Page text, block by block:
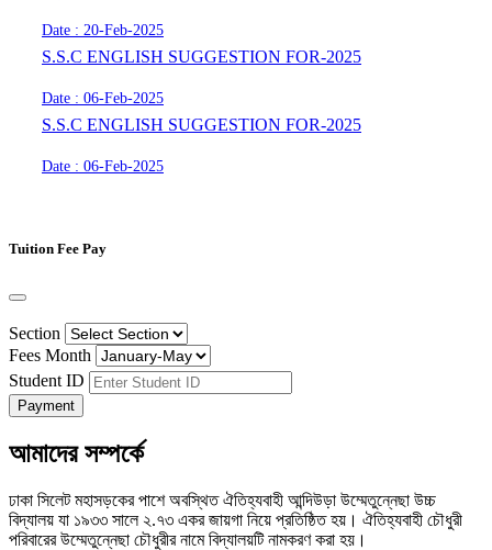
Date : 20-Feb-2025
S.S.C ENGLISH SUGGESTION FOR-2025
Date : 06-Feb-2025
S.S.C ENGLISH SUGGESTION FOR-2025
Date : 06-Feb-2025
Tuition Fee Pay
Section
Fees Month
Student ID
Payment
আমাদের সম্পর্কে
ঢাকা সিলেট মহাসড়কের পাশে অবস্থিত ঐতিহ্যবাহী আন্দিউড়া উম্মেতুন্নেছা উচ্চ
বিদ্যালয় যা ১৯৩৩ সালে ২.৭৩ একর জায়গা নিয়ে প্রতিষ্ঠিত হয়। ঐতিহ্যবাহী চৌধুরী
পরিবারের উম্মেতুন্নেছা চৌধুরীর নামে বিদ্যালয়টি নামকরণ করা হয়।